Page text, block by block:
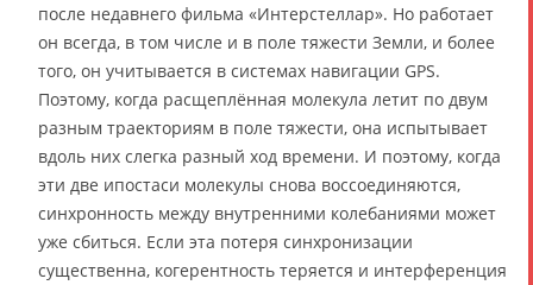
после недавнего фильма «Интерстеллар». Но работает
он всегда, в том числе и в поле тяжести Земли, и более
того, он учитывается в системах навигации GPS.
Поэтому, когда расщеплённая молекула летит по двум
разным траекториям в поле тяжести, она испытывает
вдоль них слегка разный ход времени. И поэтому, когда
эти две ипостаси молекулы снова воссоединяются,
синхронность между внутренними колебаниями может
уже сбиться. Если эта потеря синхронизации
существенна, когерентность теряется и интерференция